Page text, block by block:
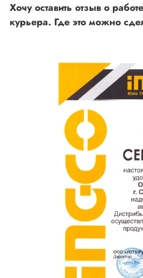
полей. Если поля заполнены
нами по телефону +7 (812) 565-
Хочу оставить отзыв о
Ваш отзыв о товаре, магазине
поможет нам улучшать сервис
Оставить отзыв о покупке